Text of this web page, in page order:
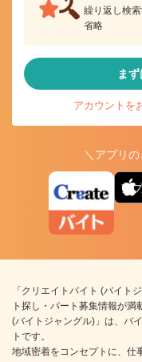
繰り返し検
省略
ま
アカウントを
＼アプリ
ア
「クリエイトバイト (バイト
ト探し・パート募集情報が満
(バイトジャングル)」は、バ
トです。
地域密着をコンセプトに、仕